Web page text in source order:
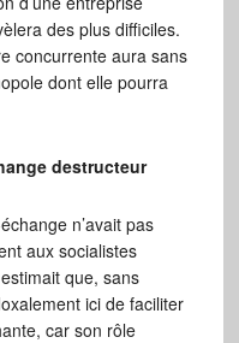
des plus difficiles.
concurrente aura sans
dont elle pourra
destructeur
n’avait pas
aux socialistes
que, sans
ici de faciliter
car son rôle